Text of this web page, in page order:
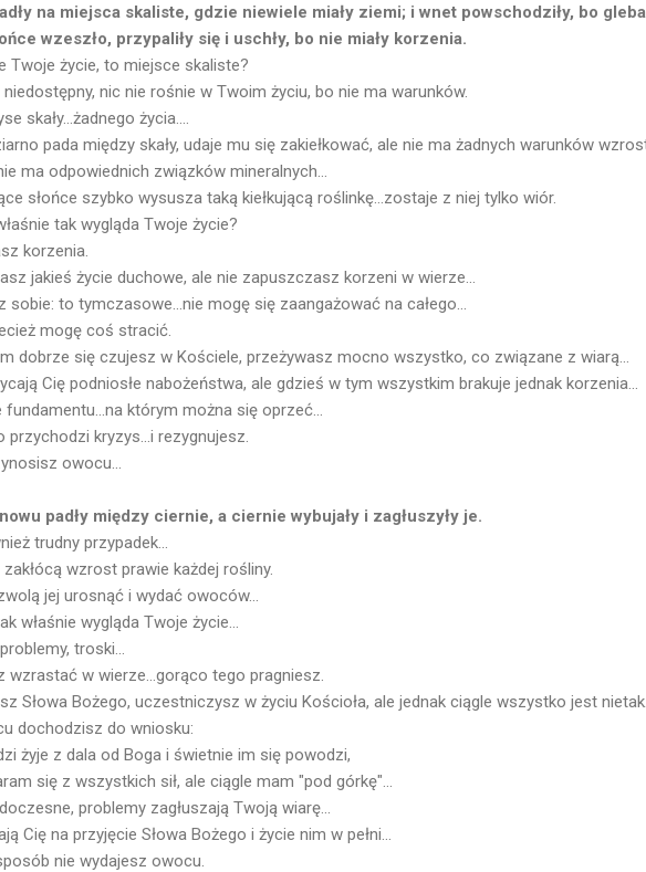
na miejsca skaliste, gdzie niewiele miały ziemi; i wnet powschodziły, bo
wzeszło, przypaliły się i uschły, bo nie miały korzenia.
Twoje życie, to miejsce skaliste?
nic nie rośnie w Twoim życiu, bo nie ma warunków.
skały...żadnego życia....
pada między skały, udaje mu się zakiełkować, ale nie ma żadnych warunków
ma odpowiednich związków mineralnych...
słońce szybko wysusza taką kiełkującą roślinkę...zostaje z niej tylko wiór.
tak wygląda Twoje życie?
korzenia.
jakieś życie duchowe, ale nie zapuszczasz korzeni w wierze...
sobie: to tymczasowe...nie mogę się zaangażować na całego...
mogę coś stracić.
dobrze się czujesz w Kościele, przeżywasz mocno wszystko, co związane z wiarą...
Cię podniosłe nabożeństwa, ale gdzieś w tym wszystkim brakuje jednak korzenia...
fundamentu...na którym można się oprzeć...
przychodzi kryzys...i rezygnujesz.
owocu...
padły między ciernie, a ciernie wybujały i zagłuszyły je.
trudny przypadek...
zakłócą wzrost prawie każdej rośliny.
jej urosnąć i wydać owoców...
właśnie wygląda Twoje życie...
troski...
wzrastać w wierze...gorąco tego pragniesz.
Słowa Bożego, uczestniczysz w życiu Kościoła, ale jednak ciągle wszystko jest nietak.
dochodzisz do wniosku:
żyje z dala od Boga i świetnie im się powodzi,
się z wszystkich sił, ale ciągle mam "pod górkę"...
problemy zagłuszają Twoją wiarę...
Cię na przyjęcie Słowa Bożego i życie nim w pełni...
nie wydajesz owocu.